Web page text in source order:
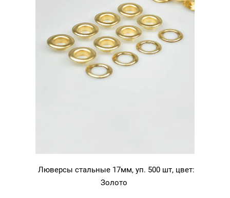
Люверсы стальные 17мм, уп. 500 шт, цвет:
Золото